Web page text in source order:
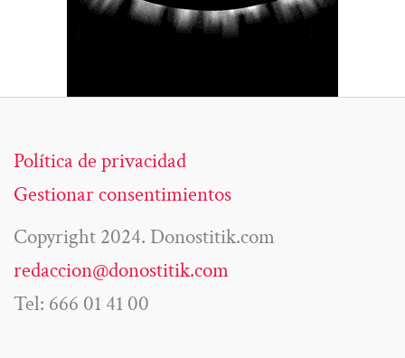
Política de privacidad
Gestionar consentimientos
Copyright 2024. Donostitik.com
redaccion@donostitik.com
Tel: 666 01 41 00